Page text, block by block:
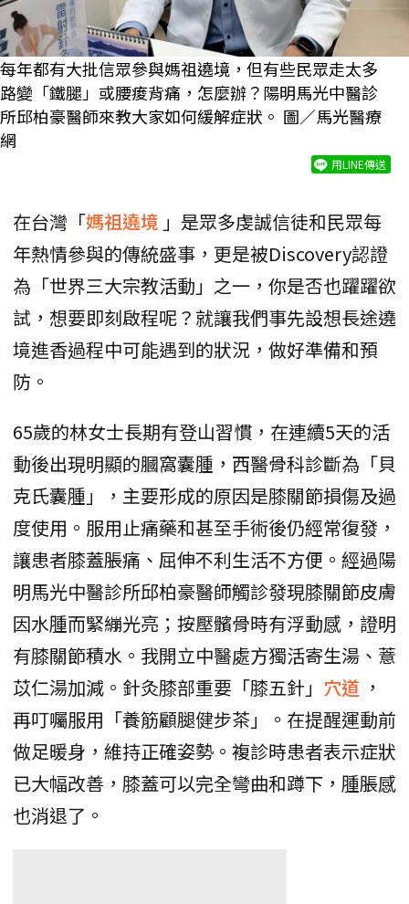
每年都有大批信眾參與媽祖遶境，但有些民眾走太多
路變「鐵腿」或腰痠背痛，怎麼辦？陽明馬光中醫診
所邱柏豪醫師來教大家如何緩解症狀。 圖／馬光醫療
網
用LINE傳送
在台灣「媽祖遶境 」是眾多虔誠信徒和民眾每
年熱情參與的傳統盛事，更是被Discovery認證
為「世界三大宗教活動」之一，你是否也躍躍欲
試，想要即刻啟程呢？就讓我們事先設想長途遶
境進香過程中可能遇到的狀況，做好準備和預
防。
65歲的林女士長期有登山習慣，在連續5天的活
動後出現明顯的膕窩囊腫，西醫骨科診斷為「貝
克氏囊腫」，主要形成的原因是膝關節損傷及過
度使用。服用止痛藥和甚至手術後仍經常復發，
讓患者膝蓋脹痛、屈伸不利生活不方便。經過陽
明馬光中醫診所邱柏豪醫師觸診發現膝關節皮膚
因水腫而緊繃光亮；按壓髕骨時有浮動感，證明
有膝關節積水。我開立中醫處方獨活寄生湯、薏
苡仁湯加減。針灸膝部重要「膝五針」 穴道 ，
再叮囑服用「養筋顧腿健步茶」。在提醒運動前
做足暖身，維持正確姿勢。複診時患者表示症狀
已大幅改善，膝蓋可以完全彎曲和蹲下，腫脹感
也消退了。